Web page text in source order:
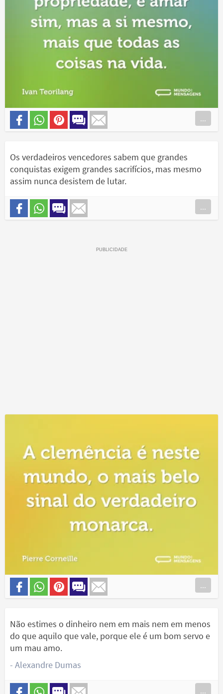
...
Os verdadeiros vencedores sabem que grandes
conquistas exigem grandes sacrifícios, mas mesmo
assim nunca desistem de lutar.
...
...
Não estimes o dinheiro nem em mais nem em menos
do que aquilo que vale, porque ele é um bom servo e
um mau amo.
- Alexandre Dumas
...